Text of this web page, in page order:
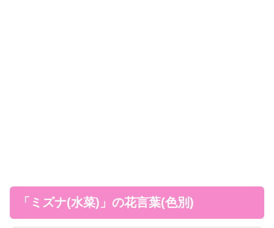
「ミズナ(水菜)」の花言葉(色別)